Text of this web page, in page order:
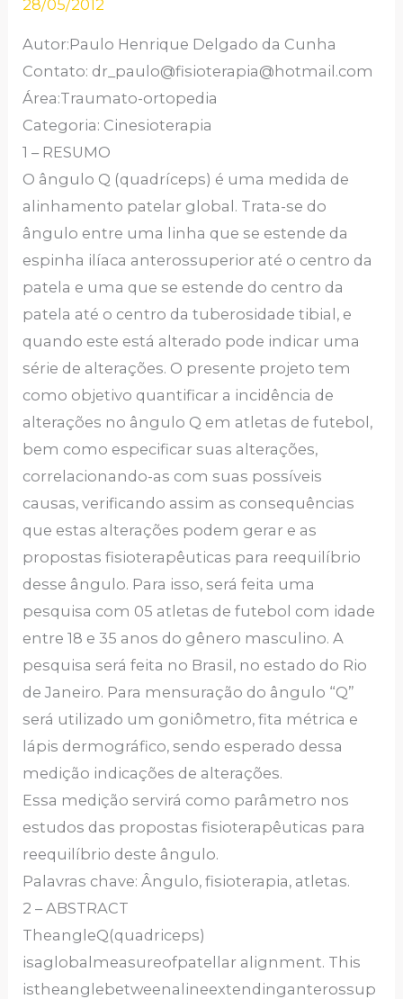
28/05/2012
Autor:Paulo Henrique Delgado da Cunha
Contato: dr_paulo@fisioterapia@hotmail.com
Área:Traumato-ortopedia
Categoria: Cinesioterapia
1 – RESUMO
O ângulo Q (quadríceps) é uma medida de
alinhamento patelar global. Trata-se do
ângulo entre uma linha que se estende da
espinha ilíaca anterossuperior até o centro da
patela e uma que se estende do centro da
patela até o centro da tuberosidade tibial, e
quando este está alterado pode indicar uma
série de alterações. O presente projeto tem
como objetivo quantificar a incidência de
alterações no ângulo Q em atletas de futebol,
bem como especificar suas alterações,
correlacionando-as com suas possíveis
causas, verificando assim as consequências
que estas alterações podem gerar e as
propostas fisioterapêuticas para reequilíbrio
desse ângulo. Para isso, será feita uma
pesquisa com 05 atletas de futebol com idade
entre 18 e 35 anos do gênero masculino. A
pesquisa será feita no Brasil, no estado do Rio
de Janeiro. Para mensuração do ângulo “Q”
será utilizado um goniômetro, fita métrica e
lápis dermográfico, sendo esperado dessa
medição indicações de alterações.
Essa medição servirá como parâmetro nos
estudos das propostas fisioterapêuticas para
reequilíbrio deste ângulo.
Palavras chave: Ângulo, fisioterapia, atletas.
2 – ABSTRACT
TheangleQ(quadriceps)
isaglobalmeasureofpatellar alignment. This
istheanglebetweenalineextendinganterossup